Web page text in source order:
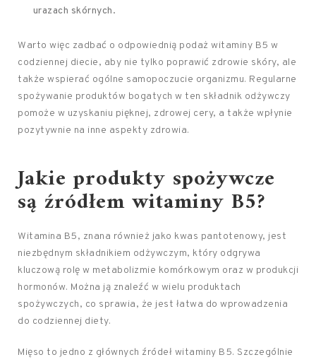
urazach skórnych.
Warto więc zadbać o odpowiednią podaż witaminy B5 w
codziennej diecie, aby nie tylko poprawić zdrowie skóry, ale
także wspierać ogólne samopoczucie organizmu. Regularne
spożywanie produktów bogatych w ten składnik odżywczy
pomoże w uzyskaniu pięknej, zdrowej cery, a także wpłynie
pozytywnie na inne aspekty zdrowia.
Jakie produkty spożywcze
są źródłem witaminy B5?
Witamina B5, znana również jako kwas pantotenowy, jest
niezbędnym składnikiem odżywczym, który odgrywa
kluczową rolę w metabolizmie komórkowym oraz w produkcji
hormonów. Można ją znaleźć w wielu produktach
spożywczych, co sprawia, że jest łatwa do wprowadzenia
do codziennej diety.
Mięso to jedno z głównych źródeł witaminy B5. Szczególnie